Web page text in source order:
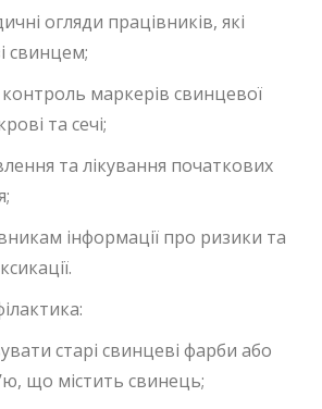
огляди працівників, які
свинцем;
маркерів свинцевої
та сечі;
та лікування початкових
інформації про ризики та
старі свинцеві фарби або
що містить свинець;